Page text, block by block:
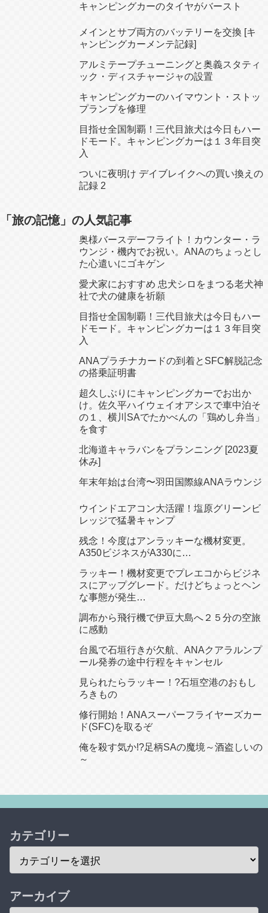
キャンピングカーのタイヤがバースト
メインとサブ両方のバッテリーを交換 [キ
ャンピングカーメンテ記録]
アルミテープチューニングと奥義スタティ
ック・ディスチャージャの設置
キャンピングカーのハイマウント・ストッ
プランプを修理
目指せ全国制覇！三代目旅犬は今日もハー
ドモード。キャンピングカーは１３年目突
入
ついに夜明け デイブレイクへの買い換えの
記録 2
「旅の記憶」の人気記事
奥様バースデーフライト！カウンター・ラ
ウンジ・機内でお祝い。ANAのちょっとし
た心遣いにゴキゲン
愛犬家におすすめ 忠犬シロをまつる老犬神
社で犬の健康を祈願
目指せ全国制覇！三代目旅犬は今日もハー
ドモード。キャンピングカーは１３年目突
入
ANAプラチナカードの到着とSFC解脱記念
の搭乗証明書
超久しぶりにキャンピングカーでお出か
け。佐久平ハイウェイオアシスで車中泊そ
の１、横川SAでたかべんの「鶏めし弁当」
を食す
北海道キャラバンをプランニング [2023夏
休み]
年末年始は台湾〜羽田国際線ANAラウンジ
ウインドエアコン大活躍！塩原グリーンビ
レッジで猛暑キャンプ
残念！今度はアンラッキーな機材変更。
A350ビジネスがA330に…
ラッキー！機材変更でプレエコからビジネ
スにアップグレード。だけどちょっとヘン
な事態が発生…
調布から飛行機で伊豆大島へ２５分の空旅
に感動
台風で石垣行きが欠航、ANAクアラルンプ
ール発券の途中行程をキャンセル
見られたらラッキー！?石垣空港のおもし
ろきもの
修行開始！ANAスーパーフライヤーズカー
ド(SFC)を取るぞ
俺を殺す気か!?足柄SAの魔境～酒盗しいの
～
カテゴリー
アーカイブ